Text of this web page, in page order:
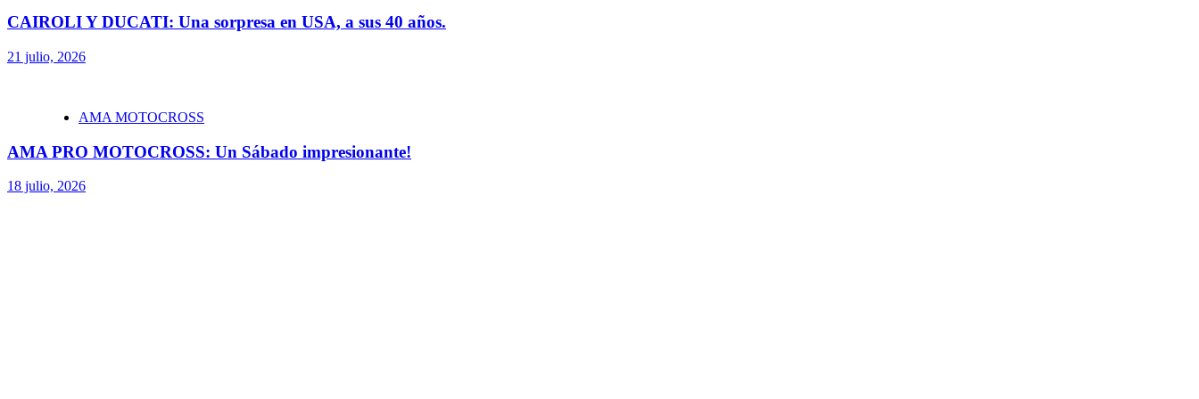
CAIROLI Y DUCATI: Una sorpresa en USA, a sus 40 años.
21 julio, 2026
AMA MOTOCROSS
AMA PRO MOTOCROSS: Un Sábado impresionante!
18 julio, 2026